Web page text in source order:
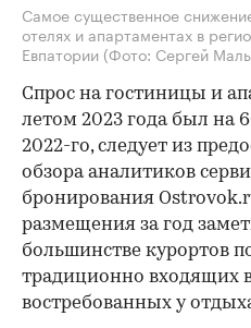
Самое существенное
отелях и апартаментах в
Евпатории (Фото: Сергей
Спрос на гостиницы и
летом 2023 года был на
2022-го, следует из
обзора аналитиков
бронирования
размещения за год
большинстве курортов
традиционно входящих
востребованных у